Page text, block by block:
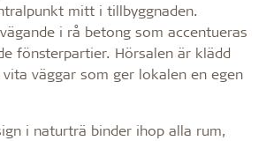
mitt i tillbyggnaden.
i rå betong som accentueras
fönsterpartier. Hörsalen är klädd
väggar som ger lokalen en egen
i naturträ binder ihop alla rum,